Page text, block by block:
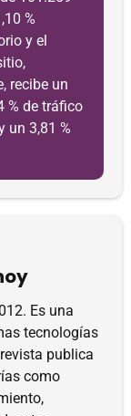
%
y el
recibe un
% de tráfico
un 3,81 %
Es una
tecnologías
publica
como